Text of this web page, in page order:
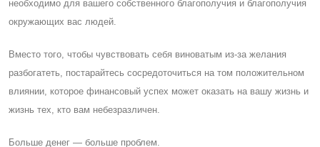
необходимо для вашего собственного благополучия и благополучия
окружающих вас людей.
Вместо того, чтобы чувствовать себя виноватым из-за желания
разбогатеть, постарайтесь сосредоточиться на том положительном
влиянии, которое финансовый успех может оказать на вашу жизнь и
жизнь тех, кто вам небезразличен.
Больше денег — больше проблем.